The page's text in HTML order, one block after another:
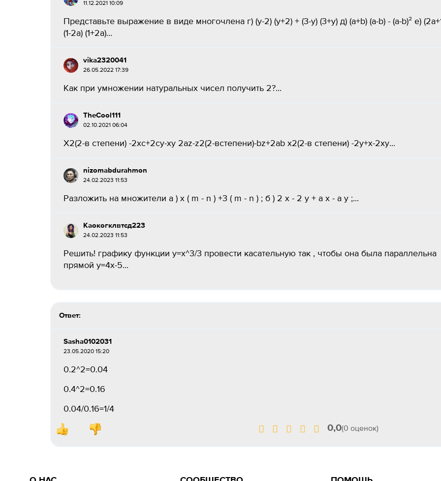
11.12.2021 10:09
Представьте выражение в виде многочлена г) (y-2) (y+2) + (3-y) (3+y) д) (a+b) (a-b) - (a-b)² е)
(1-2a) (1+2a)...
vika2320041
26.05.2022 17:39
Как при умножении натуральных чисел получить 2?...
TheCool111
02.10.2021 06:04
X2(2-в степени) -2xc+2cy-xy 2az-z2(2-встепени)-bz+2ab x2(2-в степени) -2y+x-2xy...
nizomabdurahmon
24.02.2023 11:53
Разложить на множители а ) x ( m - n ) +3 ( m - n ) ; б ) 2 x - 2 y + a x - a y ;...
Каокогклвтсд223
24.02.2023 11:53
Решить! графику функции y=x^3/3 провести касательную так , чтобы она была параллельна
прямой y=4x-5...
Ответ:
Sasha0102031
23.05.2020 15:20
0.2^2=0.04
0.4^2=0.16
0.04/0.16=1/4
0,0(0 оценок)